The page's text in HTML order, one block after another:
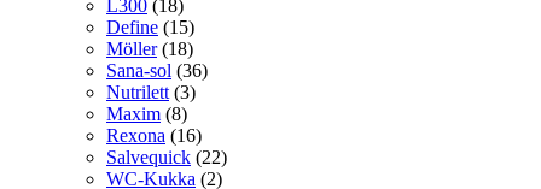
L300 (18)
Define (15)
Möller (18)
Sana-sol (36)
Nutrilett (3)
Maxim (8)
Rexona (16)
Salvequick (22)
WC-Kukka (2)